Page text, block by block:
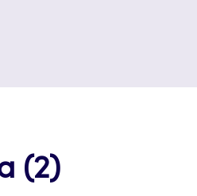
(2)